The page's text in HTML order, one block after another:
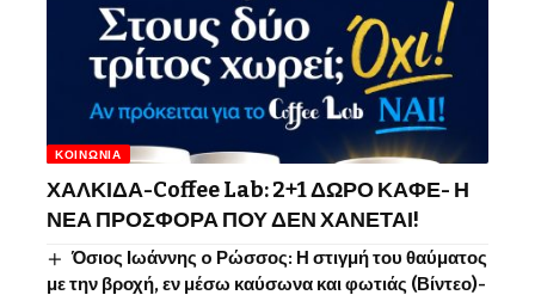
ΚΟΙΝΩΝΊΑ
ΧΑΛΚΙΔΑ-Coffee Lab: 2+1 ΔΩΡΟ ΚΑΦΕ- Η
ΝΕΑ ΠΡΟΣΦΟΡΑ ΠΟΥ ΔΕΝ ΧΑΝΕΤΑΙ!
Όσιος Ιωάννης o Ρώσσος: Η στιγμή του θαύματος
με την βροχή, εν μέσω καύσωνα και φωτιάς (Βίντεο)-